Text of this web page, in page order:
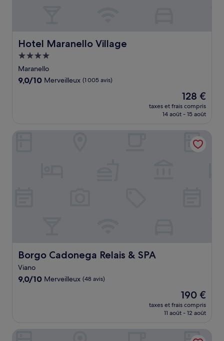
Hotel Maranello Village
Hotel Maranello Village
Hébergement
4.0 étoiles
Maranello
9.0
9,0/10 Merveilleux (1 005 avis)
Le
nouveau
prix
de
128 €
128 €
taxes et frais compris
14 août - 15 août
Borgo Cadonega Relais & SPA
Borgo Cadonega Relais & SPA
Viano
9.0
9,0/10 Merveilleux (48 avis)
Le
nouveau
prix
de
190 €
190 €
taxes et frais compris
11 août - 12 août